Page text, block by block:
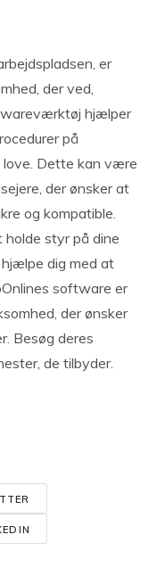
er
der ved,
hjælper
på
love. Dette kan være
der ønsker at
og kompatible.
holde styr på dine
dig med at
software er
der ønsker
Besøg deres
de tilbyder.